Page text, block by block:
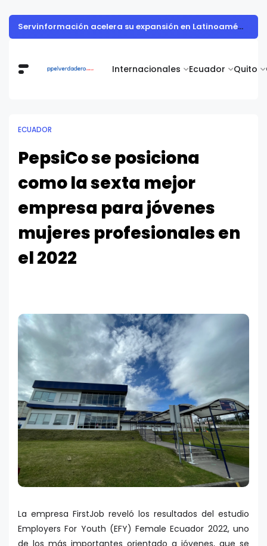
Internacionales Ecuador Quito
Servinformación acelera su expansión en Latinoamérica con un crecimiento del 36% en el 1S 2026
ECUADOR
PepsiCo se posiciona
como la sexta mejor
empresa para jóvenes
mujeres profesionales en
el 2022
La empresa FirstJob reveló los resultados del estudio
Employers For Youth (EFY) Female Ecuador 2022, uno
de los más importantes orientado a jóvenes, que se